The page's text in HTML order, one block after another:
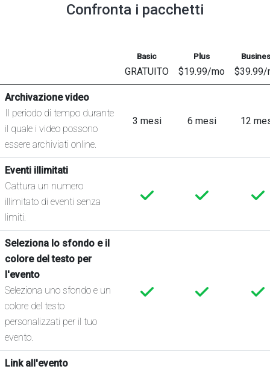
Confronta i pacchetti
Basic
GRATUITO
Plus
$19.99/mo $39.99/
Archivazione video
Il periodo di tempo durante
il quale i video possono
essere archiviati online.
3 mesi 6 mesi 12
Eventi illimitati
Cattura un numero
illimitato di eventi senza
limiti.
Seleziona lo sfondo e il
colore del testo per
l'evento
Seleziona uno sfondo e un
colore del testo
personalizzati per il tuo
evento.
Link all'evento